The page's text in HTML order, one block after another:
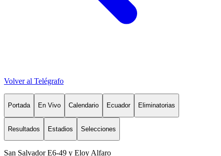
Volver al Telégrafo
Portada En Vivo Calendario Ecuador Eliminatorias
Resultados Estadios Selecciones
San Salvador E6-49 y Eloy Alfaro